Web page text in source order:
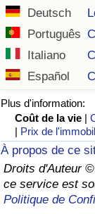
Deutsch
Português
Italiano
Español
Plus d'information:
Coût de la vie |
| Prix de
À propos de ce
Droits d'Auteur
ce service est
Politique de